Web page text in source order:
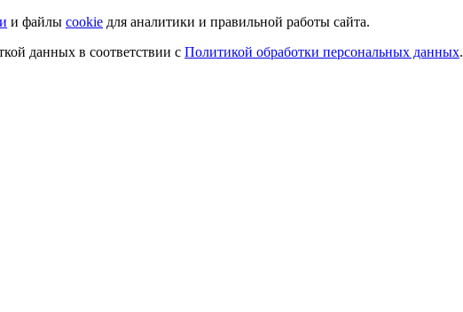
и файлы cookie для аналитики и правильной работы сайта.
данных в соответствии с Политикой обработки персональных данных.